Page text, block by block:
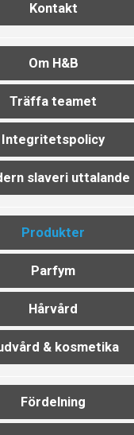
Kontakt
Om H&B
Träffa teamet
Integritetspolicy
slaveri uttalande
Produkter
Parfym
Hårvård
& kosmetika
Fördelning